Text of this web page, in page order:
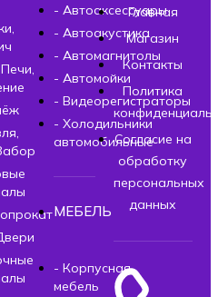
- Автоаксессуары
- Автоакустика
- Автомагнитолы
- Автомойки
- Видеорегистраторы
- Холодильники
автомобильные
МЕБЕЛЬ
- Корпусная
мебель
Главная
Магазин
Контакты
Политика
Согласие на
обработку
персональных
данных